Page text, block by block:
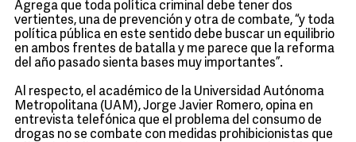
Agrega que toda política criminal debe tener dos
vertientes, una de prevención y otra de combate, “y toda
política pública en este sentido debe buscar un equilibrio
en ambos frentes de batalla y me parece que la reforma
del año pasado sienta bases muy importantes”.
Al respecto, el académico de la Universidad Autónoma
Metropolitana (UAM), Jorge Javier Romero, opina en
entrevista telefónica que el problema del consumo de
drogas no se combate con medidas prohibicionistas que